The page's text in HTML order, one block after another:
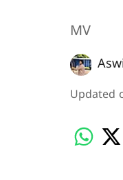
MV
Updated